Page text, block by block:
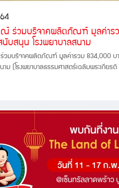
ณ์ ร่วมบริจาคผลิตภัณฑ์ มูลค่าร
นับสนุน โรงพยาบาลสนาม
วมบริจาคผลิตภัณฑ์ มูลค่ารวม 834,000 บ
นาม (โรงพยาบาลธรรมศาสตร์เฉลิมพระเกียรติ